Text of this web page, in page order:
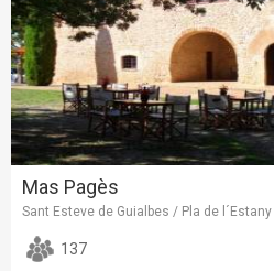
Mas Pagès
Sant Esteve de Guialbes / Pla de l´Estany
137